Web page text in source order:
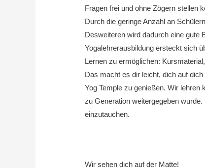
Fragen frei und ohne Zögern stellen
Durch die geringe Anzahl an
Desweiteren wird dadurch eine gute
Yogalehrerausbildung ersteckt sich
Lernen zu ermöglichen:
Das macht es dir leicht, dich auf
Yog Temple zu genießen. Wir lehren
zu Generation weitergegeben wurde.
einzutauchen.
Wir sehen dich auf der Matte!